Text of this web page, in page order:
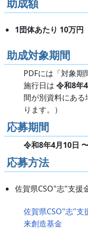
助成額
1団体あたり 10万円
助成対象期間
PDFには「対象
施行日は 令和8年
間が別資料にあ
ります。）
応募期間
令和8年4月10日
応募方法
佐賀県CSO"志"支援
佐賀県CSO"志"支
来創造基金